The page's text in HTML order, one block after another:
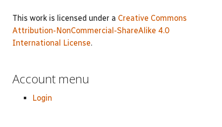
This work is licensed under a Creative Commons
Attribution-NonCommercial-ShareAlike 4.0
International License.
Account menu
Login